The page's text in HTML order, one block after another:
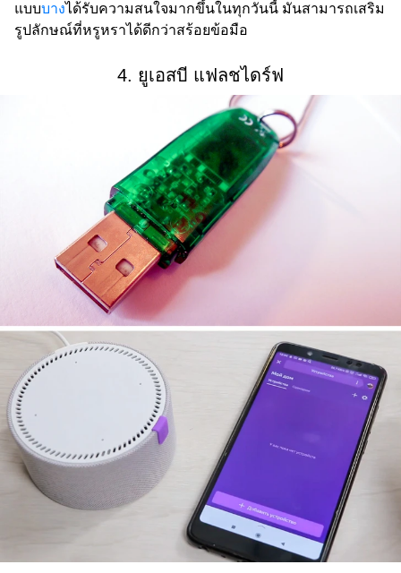
แบบบางได้รับความสนใจมากขึ้นในทุกวันนี้ มันสามารถเสริม
รูปลักษณ์ที่หรูหราได้ดีกว่าสร้อยข้อมือ
4. ยูเอสบี แฟลชไดร์ฟ